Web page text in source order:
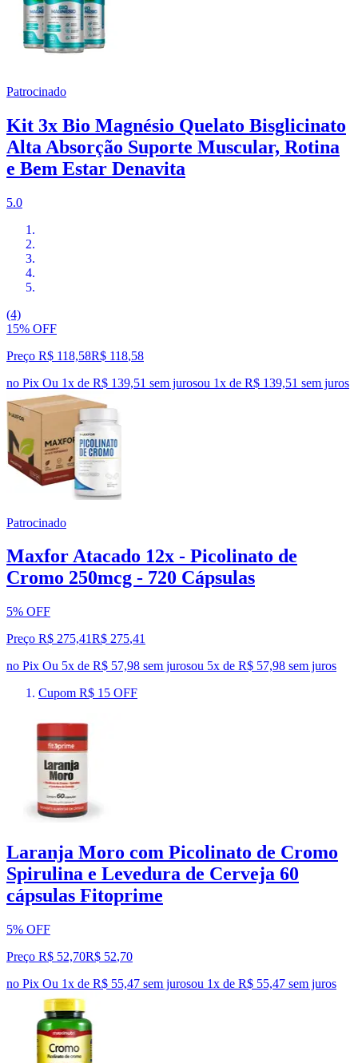
Patrocinado
Kit 3x Bio Magnésio Quelato Bisglicinato
Alta Absorção Suporte Muscular, Rotina
e Bem Estar Denavita
5.0
(4)
15% OFF
Preço R$ 118,58R$ 118,58
no Pix Ou 1x de R$ 139,51 sem jurosou 1x de R$ 139,51 sem juros
Patrocinado
Maxfor Atacado 12x - Picolinato de
Cromo 250mcg - 720 Cápsulas
5% OFF
Preço R$ 275,41R$ 275,41
no Pix Ou 5x de R$ 57,98 sem jurosou 5x de R$ 57,98 sem juros
Cupom R$ 15 OFF
Laranja Moro com Picolinato de Cromo
Spirulina e Levedura de Cerveja 60
cápsulas Fitoprime
5% OFF
Preço R$ 52,70R$ 52,70
no Pix Ou 1x de R$ 55,47 sem jurosou 1x de R$ 55,47 sem juros